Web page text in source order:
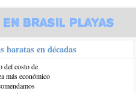
Brasil Playas
baratas en décadas
del costo de
más económico